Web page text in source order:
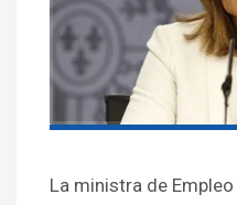
La ministra de